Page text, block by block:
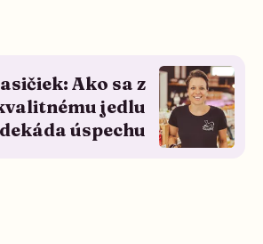
Ako sa z
jedlu
úspechu